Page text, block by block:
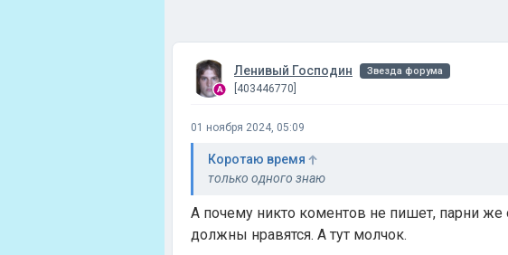
Ленивый Господин Звезда форума
[403446770]
01 ноября 2024, 05:09
Коротаю время
только одного знаю
А почему никто коментов не пишет, парни
должны нравятся. А тут молчок.